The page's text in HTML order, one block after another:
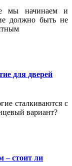
мы начинаем и
должно быть не
для дверей
сталкиваются с
вариант?
– стоит ли